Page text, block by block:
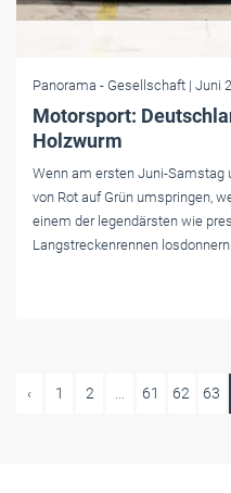
Panorama - Gesellschaft | Juni
Motorsport:
Holzwurm
Wenn am ersten Juni-Samstag
von Rot auf Grün umspringen,
einem der legendärsten wie
Langstreckenrennen losdonnern.
‹ 1 2 ... 61 62 63